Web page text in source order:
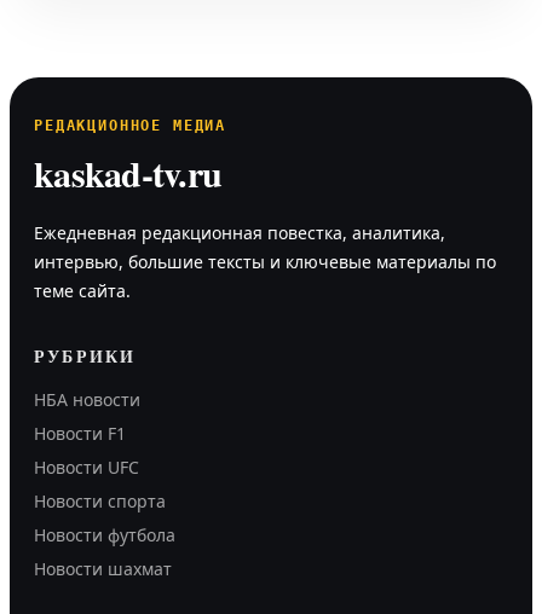
РЕДАКЦИОННОЕ МЕДИА
kaskad-tv.ru
Ежедневная редакционная повестка, аналитика,
интервью, большие тексты и ключевые материалы по
теме сайта.
РУБРИКИ
НБА новости
Новости F1
Новости UFC
Новости спорта
Новости футбола
Новости шахмат